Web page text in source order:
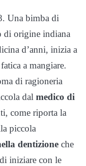
Una bimba di
di origine indiana
d’anni, inizia a
a mangiare.
di ragioneria
dal medico di
come riporta la
piccola
dentizione che
iniziare con le